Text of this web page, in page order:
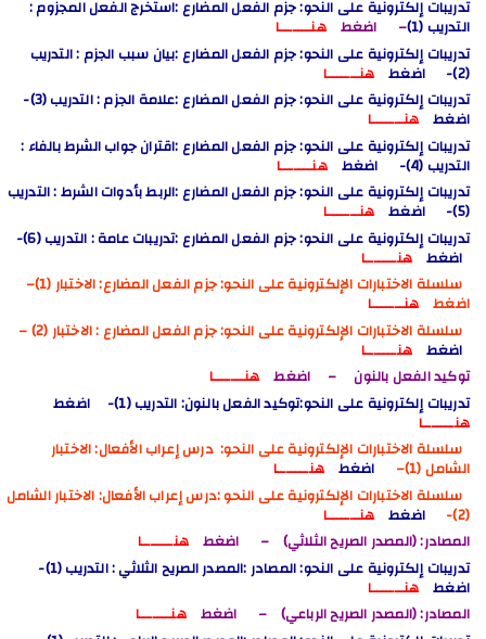
تدريبات إلكترونية على النحو: جزم الفعل المضارع :استخرج الفعل المجزوم :
التدريب (1) – اضغط هنـــــــا
تدريبات إلكترونية على النحو: جزم الفعل المضارع :بيان سبب الجزم : التدريب
(2)- اضغط
هنـــــــا
تدريبات إلكترونية على النحو: جزم الفعل المضارع :علامة الجزم : التدريب (3)-
اضغط هنـــــــا
تدريبات إلكترونية على النحو: جزم الفعل المضارع :اقتران جواب الشرط بالفاء :
التدريب (4)- اضغط
هنـــــــا
تدريبات إلكترونية على النحو: جزم الفعل المضارع :الربط بأدوات الشرط : التدريب
(5)- اضغط
هنـــــــا
تدريبات إلكترونية على النحو: جزم الفعل المضارع :تدريبات عامة : التدريب (6)-
اضغط هنـــــــا
سلسلة الاختبارات الإلكترونية على النحو: جزم الفعل المضارع: الاختبار (1) –
اضغط هنـــــــا
سلسلة الاختبارات الإلكترونية على النحو: جزم الفعل المضارع : الاختبار (2) –
اضغط هنـــــــا
توكيد الفعل بالنون – اضغط هنـــــــا
تدريبات إلكترونية على النحو:توكيد الفعل بالنون: التدريب (1)- اضغط
هنـــــــا
سلسلة الاختبارات الإلكترونية على النحو: درس إعراب الأفعال: الاختبار
الشامل (1) – اضغطهنـــــــا
سلسلة الاختبارات الإلكترونية على النحو :درس إعراب الأفعال: الاختبار الشامل
(2)- اضغط هنـــــــا
المصادر: (المصدر الصريح الثلاثي) – اضغط هنـــــــا
تدريبات إلكترونية على النحو: المصادر :المصدر الصريح الثلاثي : التدريب (1)-
اضغط هنـــــــا
المصادر: (المصدر الصريح الرباعي)– اضغط هنـــــــا